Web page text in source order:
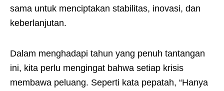
sama untuk menciptakan stabilitas, inovasi, dan
keberlanjutan.
Dalam menghadapi tahun yang penuh tantangan
ini, kita perlu mengingat bahwa setiap krisis
membawa peluang. Seperti kata pepatah, “Hanya